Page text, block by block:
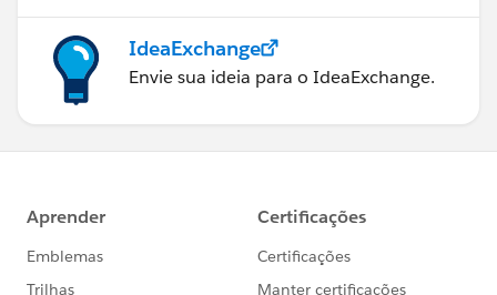
IdeaExchange
Envie sua ideia para o IdeaExchange.